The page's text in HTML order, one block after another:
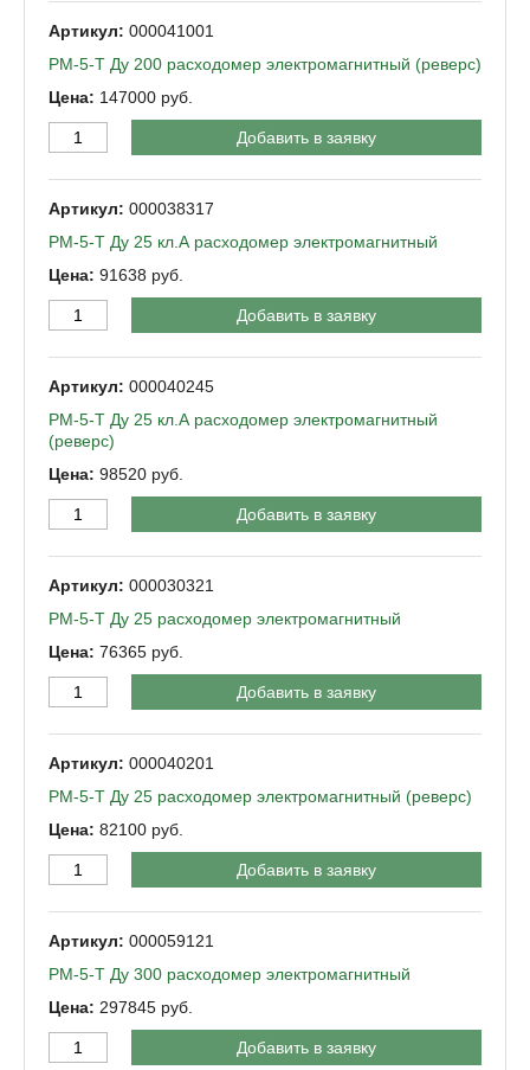
000041001
РМ-5-Т Ду 200 расходомер электромагнитный (реверс)
147000
Добавить в заявку
000038317
РМ-5-Т Ду 25 кл.А расходомер электромагнитный
91638
Добавить в заявку
000040245
РМ-5-Т Ду 25 кл.А расходомер электромагнитный
(реверс)
98520
Добавить в заявку
000030321
РМ-5-Т Ду 25 расходомер электромагнитный
76365
Добавить в заявку
000040201
РМ-5-Т Ду 25 расходомер электромагнитный (реверс)
82100
Добавить в заявку
000059121
РМ-5-Т Ду 300 расходомер электромагнитный
297845
Добавить в заявку